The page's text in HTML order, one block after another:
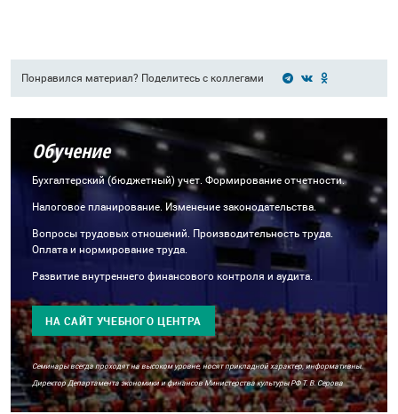
Понравился материал? Поделитесь с коллегами
Обучение
Бухгалтерский (бюджетный) учет. Формирование отчетности.
Налоговое планирование. Изменение законодательства.
Вопросы трудовых отношений. Производительность труда.
Оплата и нормирование труда.
Развитие внутреннего финансового контроля и аудита.
НА САЙТ УЧЕБНОГО ЦЕНТРА
Семинары всегда проходят на высоком уровне, носят прикладной характер, информативны.
Директор Департамента экономики и финансов Министерства культуры РФ Т. В. Серова